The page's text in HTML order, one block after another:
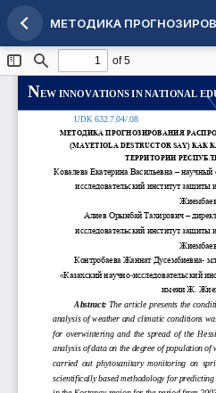
Maqola tafsilotlariga qaytish